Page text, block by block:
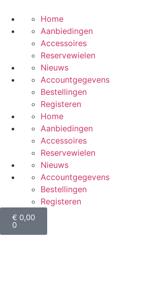
Home
Aanbiedingen
Accessoires
Reservewielen
Nieuws
Accountgegevens
Bestellingen
Registeren
Home
Aanbiedingen
Accessoires
Reservewielen
Nieuws
Accountgegevens
Bestellingen
Registeren
€ 0,00
0